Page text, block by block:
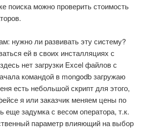
поиска можно проверить стоимость
нужно ли развивать эту систему?
ей в своих инсталляциях с
нет загрузки Excel файлов с
командой в mongodb загружаю
есть небольшой скрипт для этого,
я или заказчик меняем цены по
еще задумка с весом оператора, т.к.
параметр влияющий на выбор